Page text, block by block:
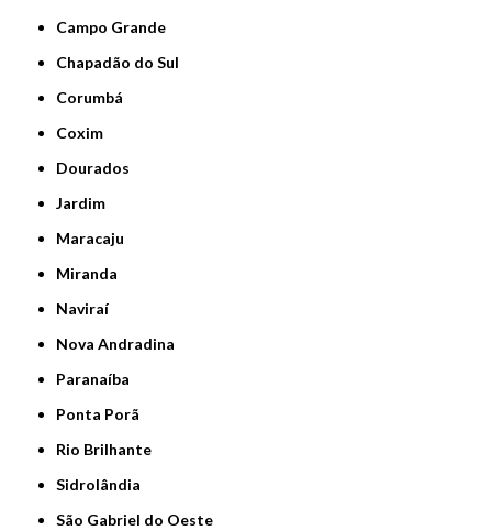
Campo Grande
Chapadão do Sul
Corumbá
Coxim
Dourados
Jardim
Maracaju
Miranda
Naviraí
Nova Andradina
Paranaíba
Ponta Porã
Rio Brilhante
Sidrolândia
São Gabriel do Oeste